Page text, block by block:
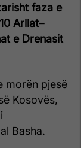
faza e
Arllat–
e Drenasit
morën pjesë
Kosovës,
Basha.